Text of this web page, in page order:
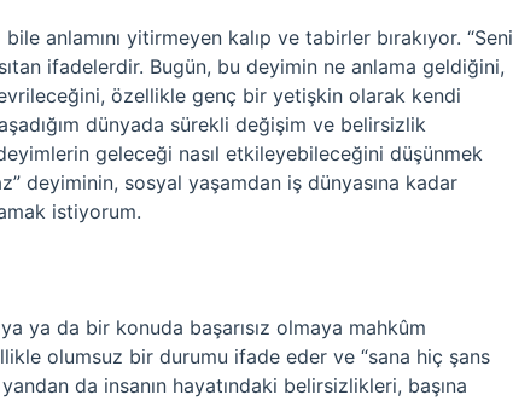
anlamını yitirmeyen kalıp ve tabirler bırakıyor. “Seni
ifadelerdir. Bugün, bu deyimin ne anlama geldiğini,
özellikle genç bir yetişkin olarak kendi
dünyada sürekli değişim ve belirsizlik
geleceği nasıl etkileyebileceğini düşünmek
deyiminin, sosyal yaşamdan iş dünyasına kadar
istiyorum.
ya da bir konuda başarısız olmaya mahkûm
olumsuz bir durumu ifade eder ve “sana hiç şans
da insanın hayatındaki belirsizlikleri, başına